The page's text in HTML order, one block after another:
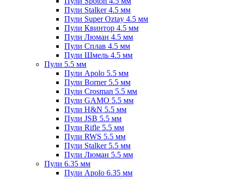
Пули Stalker 4.5 мм
Пули Super Oztay 4.5 мм
Пули Квинтор 4.5 мм
Пули Люман 4.5 мм
Пули Сплав 4.5 мм
Пули Шмель 4.5 мм
Пули 5.5 мм
Пули Apolo 5.5 мм
Пули Borner 5.5 мм
Пули Crosman 5.5 мм
Пули GAMO 5.5 мм
Пули H&N 5.5 мм
Пули JSB 5.5 мм
Пули Rifle 5.5 мм
Пули RWS 5.5 мм
Пули Stalker 5.5 мм
Пули Люман 5.5 мм
Пули 6.35 мм
Пули Apolo 6.35 мм